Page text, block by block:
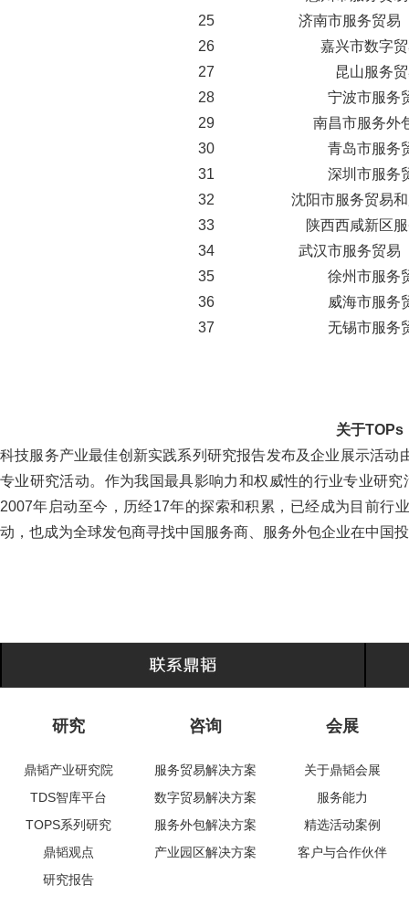
25
济南市服务贸易
26
嘉兴市数字
27
昆山服务
28
宁波市服务
29
南昌市服务外
30
青岛市服务
31
深圳市服务
32
沈阳市服务贸易
33
陕西西咸新区
34
武汉市服务贸易
35
徐州市服务
36
威海市服务
37
无锡市服务
关于TOPs
科技服务产业最佳创新实践系列研究报告发布及企业展示活
专业研究活动。作为我国最具影响力和权威性的行业专业研
2007年启动至今，历经17年的探索和积累，已经成为目前行
动，也成为全球发包商寻找中国服务商、服务外包企业在中国
研究
鼎韬产业研究院
TDS智库平台
TOPS系列研究
鼎韬观点
研究报告
咨询
服务贸易解决方案
数字贸易解决方案
服务外包解决方案
产业园区解决方案
会展
关于鼎韬会展
服务能力
精选活动案例
客户与合作伙伴